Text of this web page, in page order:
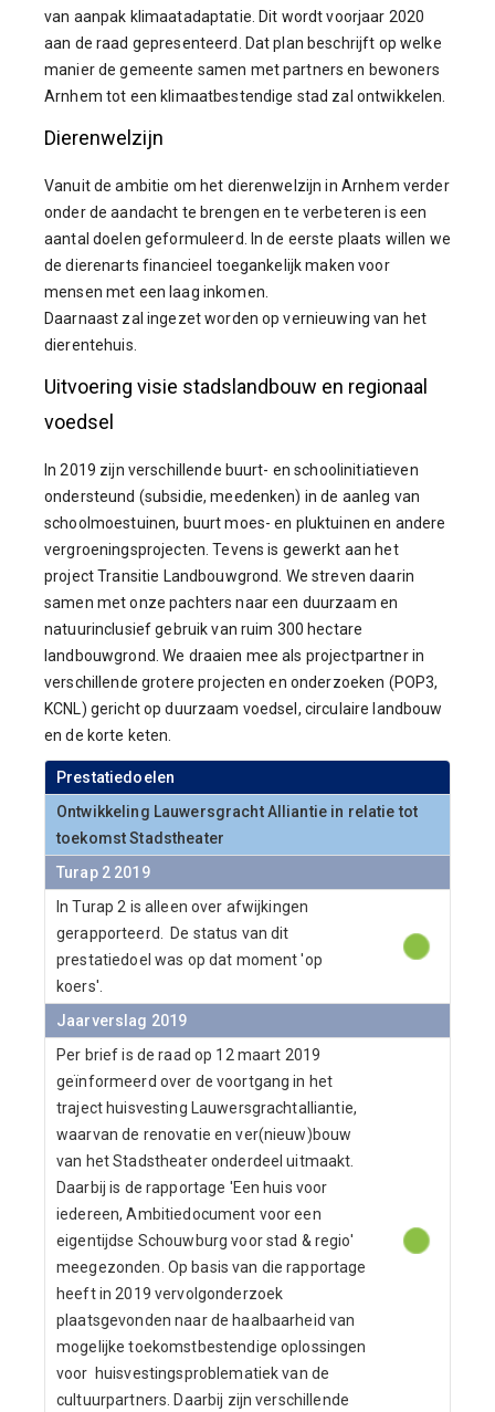
van aanpak klimaatadaptatie. Dit wordt voorjaar 2020
aan de raad gepresenteerd. Dat plan beschrijft op welke
manier de gemeente samen met partners en bewoners
Arnhem tot een klimaatbestendige stad zal ontwikkelen.
Dierenwelzijn
Vanuit de ambitie om het dierenwelzijn in Arnhem verder
onder de aandacht te brengen en te verbeteren is een
aantal doelen geformuleerd. In de eerste plaats willen we
de dierenarts financieel toegankelijk maken voor
mensen met een laag inkomen.
Daarnaast zal ingezet worden op vernieuwing van het
dierentehuis.
Uitvoering visie stadslandbouw en regionaal
voedsel
In 2019 zijn verschillende buurt- en schoolinitiatieven
ondersteund (subsidie, meedenken) in de aanleg van
schoolmoestuinen, buurt moes- en pluktuinen en andere
vergroeningsprojecten. Tevens is gewerkt aan het
project Transitie Landbouwgrond. We streven daarin
samen met onze pachters naar een duurzaam en
natuurinclusief gebruik van ruim 300 hectare
landbouwgrond. We draaien mee als projectpartner in
verschillende grotere projecten en onderzoeken (POP3,
KCNL) gericht op duurzaam voedsel, circulaire landbouw
en de korte keten.
Prestatiedoelen
Ontwikkeling Lauwersgracht Alliantie in relatie tot
toekomst Stadstheater
Turap 2 2019
In Turap 2 is alleen over afwijkingen
gerapporteerd. De status van dit
prestatiedoel was op dat moment 'op
koers'.
Jaarverslag 2019
Per brief is de raad op 12 maart 2019
geïnformeerd over de voortgang in het
traject huisvesting Lauwersgrachtalliantie,
waarvan de renovatie en ver(nieuw)bouw
van het Stadstheater onderdeel uitmaakt.
Daarbij is de rapportage 'Een huis voor
iedereen, Ambitiedocument voor een
eigentijdse Schouwburg voor stad & regio'
meegezonden. Op basis van die rapportage
heeft in 2019 vervolgonderzoek
plaatsgevonden naar de haalbaarheid van
mogelijke toekomstbestendige oplossingen
voor huisvestingsproblematiek van de
cultuurpartners. Daarbij zijn verschillende